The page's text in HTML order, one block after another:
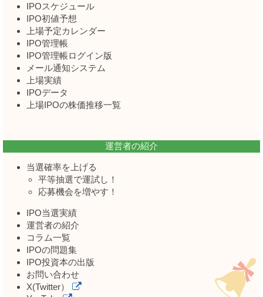
IPOスケジュール
IPO初値予想
上場予定カレンダー
IPO管理帳
IPO管理帳ログイン版
メール通知システム
上場実績
IPOデータ
上場IPOの株価推移一覧
運営者の紹介
当選確率を上げる
平等抽選で運試し！
応募機会を増やす！
IPO当選実績
運営者の紹介
コラム一覧
IPOの問題集
IPO投資本の出版
お問い合わせ
X(Twitter）